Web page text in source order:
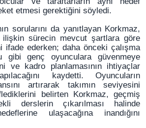
etmesi gerektiğini söyledi.
sorularını da yanıtlayan Korkmaz,
ilişkin sürecin mevcut şartlara göre
ifade ederken; daha önceki çalışma
gibi genç oyunculara güvenmeye
ve kadro planlamasının ihtiyaçlar
kaydetti. Oyuncuların
artırarak takımın seviyesini
belirten Korkmaz, geçmiş
derslerin çıkarılması halinde
ulaşacağına inandığını